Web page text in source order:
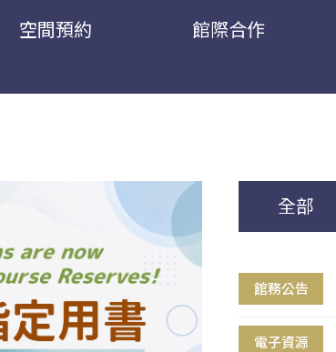
空間預約 館際合作
全部
館務公告
電子資源